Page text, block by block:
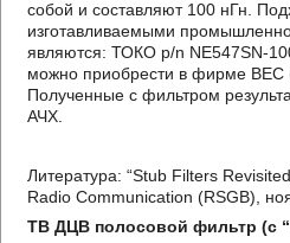
собой и составляют 100 нГн.
изготавливаемыми
являются: ТОКО р/n NE547SN-
можно приобрести в фирме ВЕС
Полученные с фильтром
АЧХ.
Литература: “Stub Filters
Radio Communication (RSGB),
ТВ ДЦВ полосовой фильтр (с